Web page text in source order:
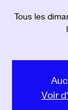
Tous les
Voir